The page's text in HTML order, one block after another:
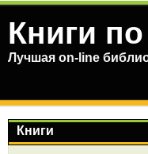
Книги
Лучшая on-line
Книги